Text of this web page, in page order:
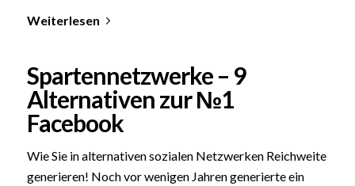
Weiterlesen
Spartennetzwerke – 9
Alternativen zur №1
Facebook
Wie Sie in alternativen sozialen Netzwerken Reichweite
generieren! Noch vor wenigen Jahren generierte ein